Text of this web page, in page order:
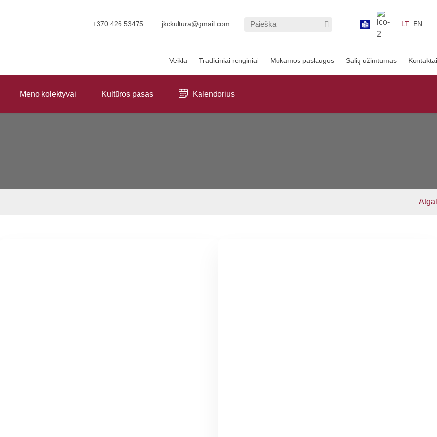
+370 426 53475 jkckultura@gmail.com LT EN
Veikla Tradiciniai renginiai Mokamos paslaugos Salių užimtumas Kontaktai
Meno kolektyvai Kultūros pasas Kalendorius
Atgal